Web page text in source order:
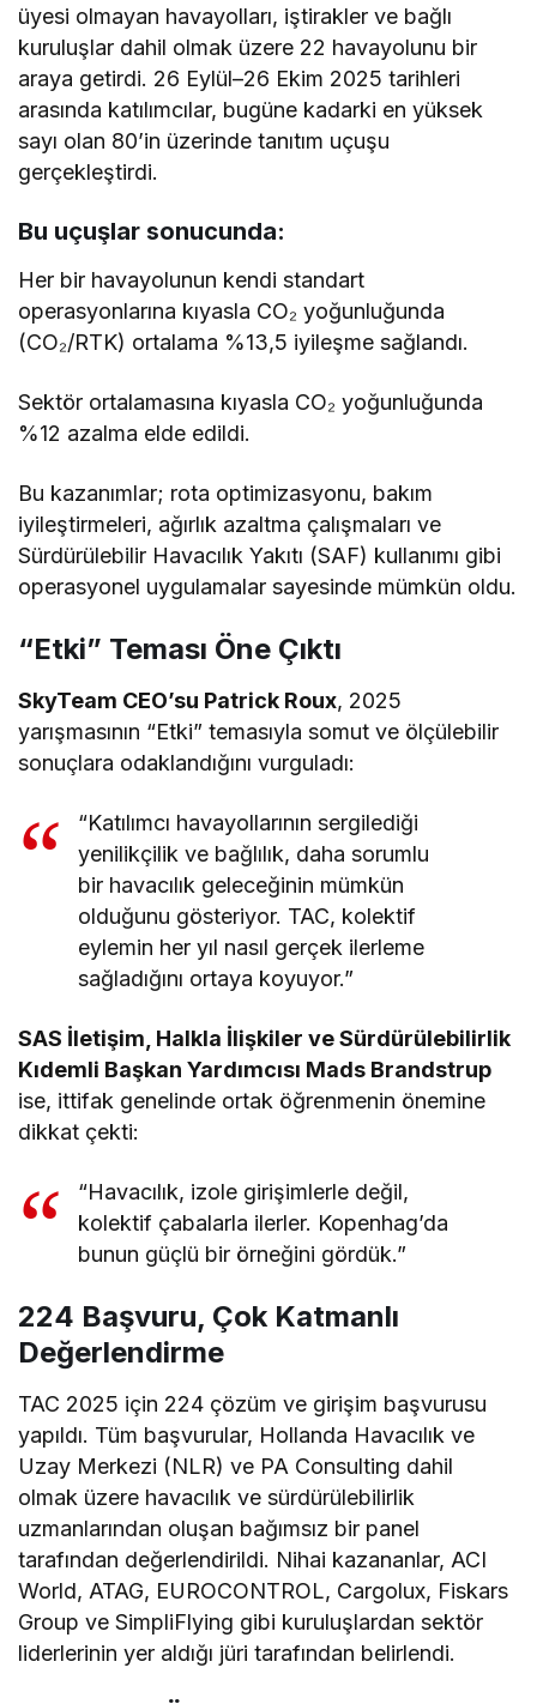
üyesi olmayan havayolları, iştirakler ve bağlı
kuruluşlar dahil olmak üzere 22 havayolunu bir
araya getirdi. 26 Eylül–26 Ekim 2025 tarihleri
arasında katılımcılar, bugüne kadarki en yüksek
sayı olan 80’in üzerinde tanıtım uçuşu
gerçekleştirdi.
Bu uçuşlar sonucunda:
Her bir havayolunun kendi standart
operasyonlarına kıyasla CO₂ yoğunluğunda
(CO₂/RTK) ortalama %13,5 iyileşme sağlandı.
Sektör ortalamasına kıyasla CO₂ yoğunluğunda
%12 azalma elde edildi.
Bu kazanımlar; rota optimizasyonu, bakım
iyileştirmeleri, ağırlık azaltma çalışmaları ve
Sürdürülebilir Havacılık Yakıtı (SAF) kullanımı gibi
operasyonel uygulamalar sayesinde mümkün oldu.
“Etki” Teması Öne Çıktı
SkyTeam CEO’su Patrick Roux, 2025
yarışmasının “Etki” temasıyla somut ve ölçülebilir
sonuçlara odaklandığını vurguladı:
“Katılımcı havayollarının sergilediği
yenilikçilik ve bağlılık, daha sorumlu
bir havacılık geleceğinin mümkün
olduğunu gösteriyor. TAC, kolektif
eylemin her yıl nasıl gerçek ilerleme
sağladığını ortaya koyuyor.”
SAS İletişim, Halkla İlişkiler ve Sürdürülebilirlik
Kıdemli Başkan Yardımcısı Mads Brandstrup
ise, ittifak genelinde ortak öğrenmenin önemine
dikkat çekti:
“Havacılık, izole girişimlerle değil,
kolektif çabalarla ilerler. Kopenhag’da
bunun güçlü bir örneğini gördük.”
224 Başvuru, Çok Katmanlı
Değerlendirme
TAC 2025 için 224 çözüm ve girişim başvurusu
yapıldı. Tüm başvurular, Hollanda Havacılık ve
Uzay Merkezi (NLR) ve PA Consulting dahil
olmak üzere havacılık ve sürdürülebilirlik
uzmanlarından oluşan bağımsız bir panel
tarafından değerlendirildi. Nihai kazananlar, ACI
World, ATAG, EUROCONTROL, Cargolux, Fiskars
Group ve SimpliFlying gibi kuruluşlardan sektör
liderlerinin yer aldığı jüri tarafından belirlendi.